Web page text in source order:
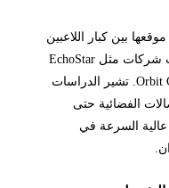
بين كبار اللاعبين
العالميين في سوق VSAT، إلى جانب شركات مثل EchoStar
وL3Harris وOrbit Communication Systems. تشير الدراسات
الفضائية حتى
عالية السرعة في